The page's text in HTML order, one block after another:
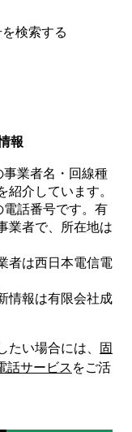
報
事業者名・回線種
紹介しています。
電話番号です。 有
業者で、所在地は
者は西日本電信電
情報は有限会社成
たい場合には、
固
話サービス をご活